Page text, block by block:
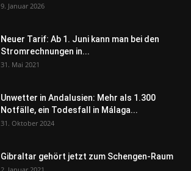
9. Januar 2026
Neuer Tarif: Ab 1. Juni kann man bei den
Stromrechnungen in...
31. Mai 2021
Unwetter in Andalusien: Mehr als 1.300
Notfälle, ein Todesfall in Málaga...
31. Oktober 2024
Gibraltar gehört jetzt zum Schengen-Raum